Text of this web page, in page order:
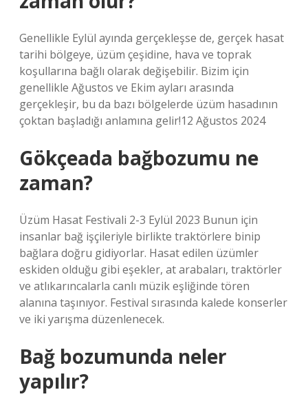
Genellikle Eylül ayında gerçekleşse de, gerçek hasat
tarihi bölgeye, üzüm çeşidine, hava ve toprak
koşullarına bağlı olarak değişebilir. Bizim için
genellikle Ağustos ve Ekim ayları arasında
gerçekleşir, bu da bazı bölgelerde üzüm hasadının
çoktan başladığı anlamına gelir!12 Ağustos 2024
Gökçeada bağbozumu ne
zaman?
Üzüm Hasat Festivali 2-3 Eylül 2023 Bunun için
insanlar bağ işçileriyle birlikte traktörlere binip
bağlara doğru gidiyorlar. Hasat edilen üzümler
eskiden olduğu gibi eşekler, at arabaları, traktörler
ve atlıkarıncalarla canlı müzik eşliğinde tören
alanına taşınıyor. Festival sırasında kalede konserler
ve iki yarışma düzenlenecek.
Bağ bozumunda neler
yapılır?